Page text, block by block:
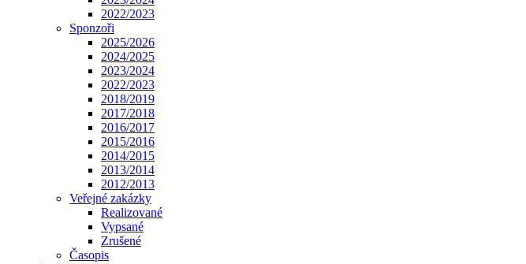
2022/2023
Sponzoři
2025/2026
2024/2025
2023/2024
2022/2023
2018/2019
2017/2018
2016/2017
2015/2016
2014/2015
2013/2014
2012/2013
Veřejné zakázky
Realizované
Vypsané
Zrušené
Časopis